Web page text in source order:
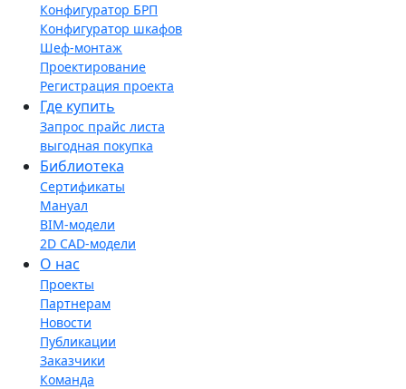
Конфигуратор БРП
Конфигуратор шкафов
Шеф-монтаж
Проектирование
Регистрация проекта
Где купить
Запрос прайс листа
выгодная покупка
Библиотека
Сертификаты
Мануал
BIM-модели
2D CAD-модели
О нас
Проекты
Партнерам
Новости
Публикации
Заказчики
Команда